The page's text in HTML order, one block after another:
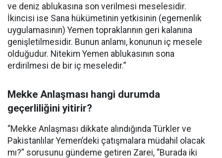
ve deniz ablukasına son verilmesi meselesidir.
İkincisi ise Sana hükümetinin yetkisinin (egemenlik
uygulamasının) Yemen topraklarının geri kalanına
genişletilmesidir. Bunun anlamı, konunun iç mesele
olduğudur. Nitekim Yemen ablukasının sona
erdirilmesi de bir iç meseledir.”
Mekke Anlaşması hangi durumda
geçerliliğini yitirir?
“Mekke Anlaşması dikkate alındığında Türkler ve
Pakistanlılar Yemen’deki çatışmalara müdahil olacak
mı?” sorusunu gündeme getiren Zarei, “Burada iki